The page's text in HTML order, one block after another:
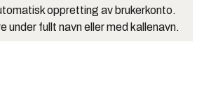
oppretting av brukerkonto.
under fullt navn eller med kallenavn.